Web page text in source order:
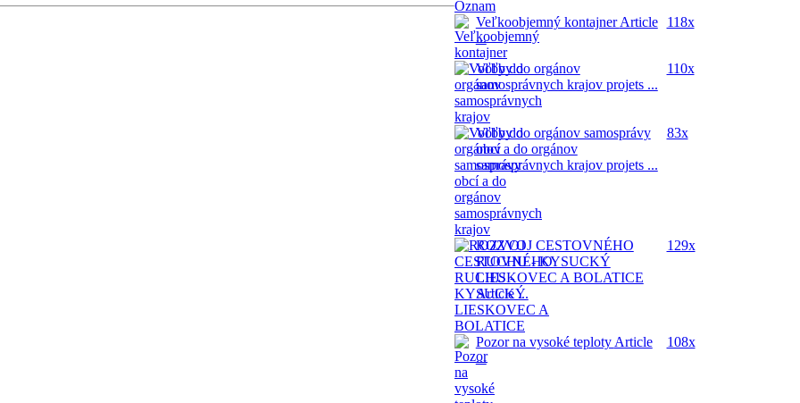
Veľkoobjemný kontajnerArticle
...
118x
Voľby do orgánov
samosprávnych krajov projets ...
110x
Voľby do orgánov samosprávy
obcí a do orgánov
samosprávnych krajov projets ...
83x
ROZVOJ CESTOVNÉHO
RUCHU - KYSUCKÝ
LIESKOVEC A BOLATICE
Article ...
129x
Pozor na vysoké teploty Article
...
108x